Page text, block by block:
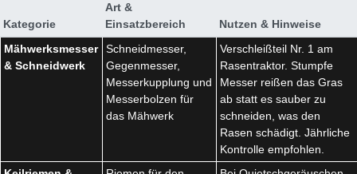
Kategorie
Art &
Einsatzbereich
Nutzen & Hinweise
Mähwerksmesser
& Schneidwerk
Schneidmesser,
Gegenmesser,
Messerkupplung und
Messerbolzen für
das Mähwerk
Verschleißteil Nr. 1 am
Rasentraktor. Stumpfe
Messer reißen das Gras
ab statt es sauber zu
schneiden, was den
Rasen schädigt. Jährliche
Kontrolle empfohlen.